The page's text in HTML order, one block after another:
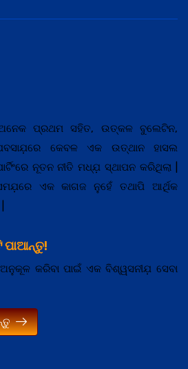
ପ୍ରଥମ ସହିତ, ଉତ୍କଳ ବୁଲେଟିନ,
କେବଳ ଏକ ଉତ୍ଥାନ ହାସଲ
ନୂତନ ନୀତି ମଧ୍ଯ଼ ସ୍ଥାପନ କରିଥିଲା |
ଏକ କାଗଜ ନୁହେଁ ତଥାପି ଆର୍ଥିକ
ପାଆନ୍ତୁ!
କରିବା ପାଇଁ ଏକ ବିଶ୍ୱସନୀଯ଼ ସେବା